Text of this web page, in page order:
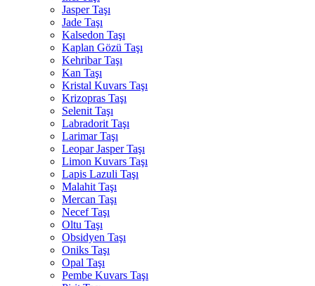
Jasper Taşı
Jade Taşı
Kalsedon Taşı
Kaplan Gözü Taşı
Kehribar Taşı
Kan Taşı
Kristal Kuvars Taşı
Krizopras Taşı
Selenit Taşı
Labradorit Taşı
Larimar Taşı
Leopar Jasper Taşı
Limon Kuvars Taşı
Lapis Lazuli Taşı
Malahit Taşı
Mercan Taşı
Necef Taşı
Oltu Taşı
Obsidyen Taşı
Oniks Taşı
Opal Taşı
Pembe Kuvars Taşı